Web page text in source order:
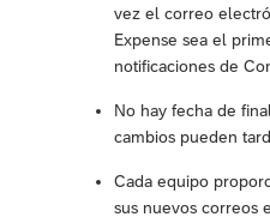
vez el correo
Expense sea el
notificaciones de
No hay fecha de
cambios pueden
Cada equipo
sus nuevos correos